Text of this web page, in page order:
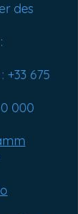
des
+33 675
000